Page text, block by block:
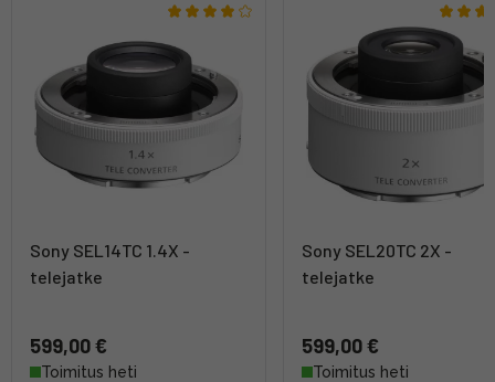
Sony SEL14TC 1.4X -
telejatke
599,00 €
Toimitus heti
Sony SEL20TC 2X -
telejatke
599,00 €
Toimitus heti